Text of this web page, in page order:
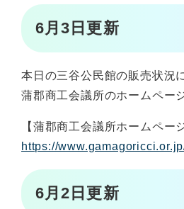
6月3日更新
本日の三谷公民館の販売状況
蒲郡商工会議所のホームペー
【蒲郡商工会議所ホームペー
https://
6月2日更新